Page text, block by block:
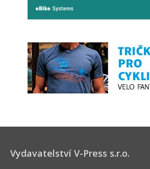
Vydavatelství V-Press s.r.o.